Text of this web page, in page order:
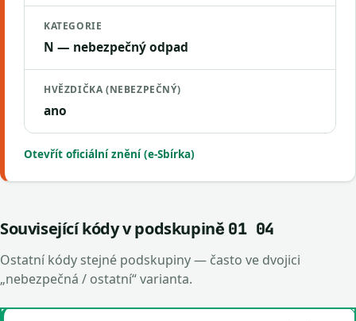
KATEGORIE
N — nebezpečný odpad
HVĚZDIČKA (NEBEZPEČNÝ)
ano
Otevřít oficiální znění (e-Sbírka)
Související kódy v podskupině 01 04
Ostatní kódy stejné podskupiny — často ve dvojici
„nebezpečná / ostatní“ varianta.